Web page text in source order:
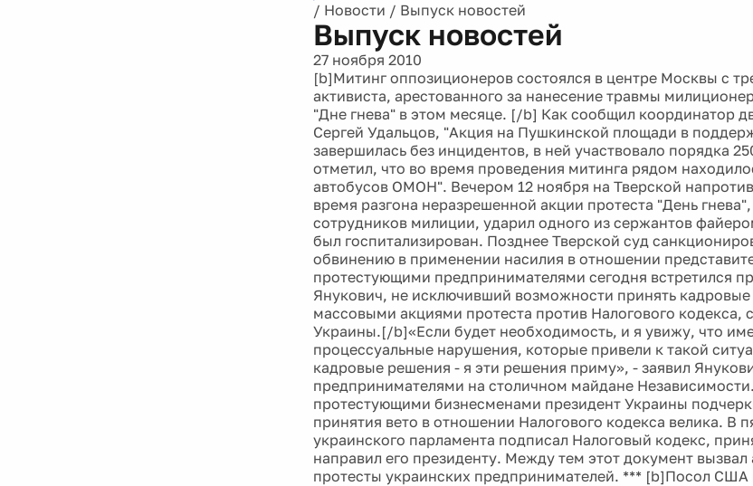
/ Новости / Выпуск новостей
Выпуск новостей
27 ноября 2010
[b]Митинг оппозиционеров состоялся в центре Москвы с
активиста, арестованного за нанесение травмы
"Дне гнева" в этом месяце. [/b] Как сообщил координатор
Сергей Удальцов, "Акция на Пушкинской площади в
завершилась без инцидентов, в ней участвовало порядка
отметил, что во время проведения митинга рядом
автобусов ОМОН". Вечером 12 ноября на Тверской
время разгона неразрешенной акции протеста "День
сотрудников милиции, ударил одного из сержантов
был госпитализирован. Позднее Тверской суд
обвинению в применении насилия в отношении
протестующими предпринимателями сегодня встретился
Янукович, не исключивший возможности принять кадровые
массовыми акциями протеста против Налогового кодекса,
Украины.[/b]«Если будет необходимость, и я увижу, что
процессуальные нарушения, которые привели к такой
кадровые решения - я эти решения приму», - заявил
предпринимателями на столичном майдане
протестующими бизнесменами президент Украины
принятия вето в отношении Налогового кодекса велика. В
украинского парламента подписал Налоговый кодекс,
направил его президенту. Между тем этот документ
протесты украинских предпринимателей. *** [b]Посол США